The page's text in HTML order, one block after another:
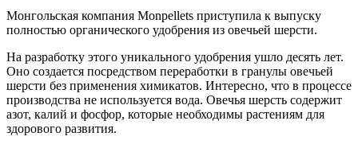
Монгольская компания Monpellets приступила к выпуску
полностью органического удобрения из овечьей шерсти.
На разработку этого уникального удобрения ушло десять лет.
Оно создается посредством переработки в гранулы овечьей
шерсти без применения химикатов. Интересно, что в процессе
производства не используется вода. Овечья шерсть содержит
азот, калий и фосфор, которые необходимы растениям для
здорового развития.